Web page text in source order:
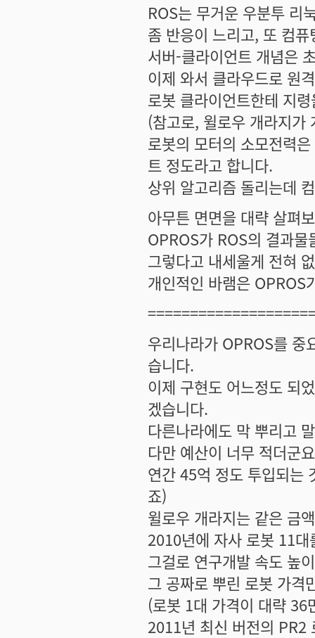
ROS는 무거운 우분투 리
좀 반응이 느리고, 또 컴
서버-클라이언트 개념은
이제 와서 클라우드로 원
로봇 클라이언트한테 지
(참고로, 윌로우 개라지가
로봇의 모터의 소모전력
트 정도라고 합니다.
상위 알고리즘 돌리는데
아무튼 면면을 대략 살펴
OPROS가 ROS의 결과
그렇다고 내세울게 전혀
개인적인 바램은 OPROS
우리나라가 OPROS를 중
습니다.
이제 구현도 어느정도 되
겠습니다.
다른나라에도 막 뿌리고
다만 예산이 너무 적더군
연간 45억 정도 투입되는
죠)
윌로우 개라지는 같은 금
2010년에 자사 로봇 11
그걸로 연구개발 속도 높
그 공짜로 뿌린 로봇 가격
(로봇 1대 가격이 대략 36
2011년 최신 버전의 PR2